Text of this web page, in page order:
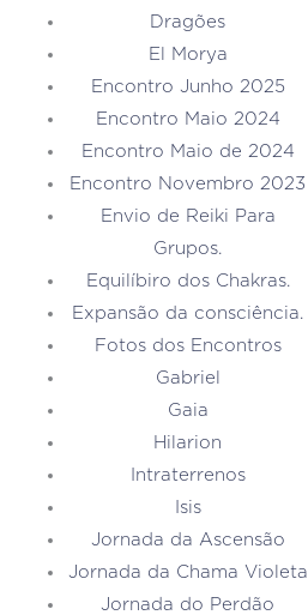
Dragões
El Morya
Encontro Junho 2025
Encontro Maio 2024
Encontro Maio de 2024
Encontro Novembro 2023
Envio de Reiki Para
Grupos.
Equilíbiro dos Chakras.
Expansão da consciência.
Fotos dos Encontros
Gabriel
Gaia
Hilarion
Intraterrenos
Isis
Jornada da Ascensão
Jornada da Chama Violeta
Jornada do Perdão